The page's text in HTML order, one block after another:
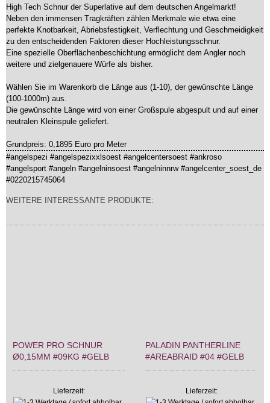
High Tech Schnur der Superlative auf dem deutschen Angelmarkt!
Neben den immensen Tragkräften zählen Merkmale wie etwa eine
perfekte Knotbarkeit, Abriebsfestigkeit, Verflechtung und Geschmeidigkeit
zu den entscheidenden Faktoren dieser Hochleistungsschnur.
Eine spezielle Oberflächenbeschichtung ermöglicht dem Angler noch
weitere und zielgenauere Würfe als bisher.
Wählen Sie im Warenkorb die Länge aus (1-10), der gewünschte Länge
(100-1000m) aus.
Die gewünschte Länge wird von einer Großspule abgespult und auf einer
neutralen Kleinspule geliefert.
Grundpreis: 0,1895 Euro pro Meter
#angelspezi #angelspezixxlsoest #angelcentersoest #ankroso
#angelsport #angeln #angelninsoest #angelninnrw #angelcenter_soest_de
#0220215745064
WEITERE INTERESSANTE PRODUKTE:
POWER PRO SCHNUR
Ø0,15MM #09KG #GELB
Lieferzeit:
PALADIN PANTHERLINE
#AREABRAID #04 #GELB
Lieferzeit: